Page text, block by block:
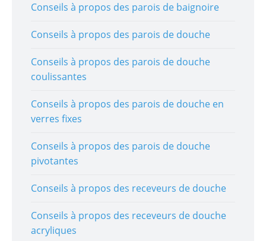
Conseils à propos des parois de baignoire
Conseils à propos des parois de douche
Conseils à propos des parois de douche
coulissantes
Conseils à propos des parois de douche en
verres fixes
Conseils à propos des parois de douche
pivotantes
Conseils à propos des receveurs de douche
Conseils à propos des receveurs de douche
acryliques